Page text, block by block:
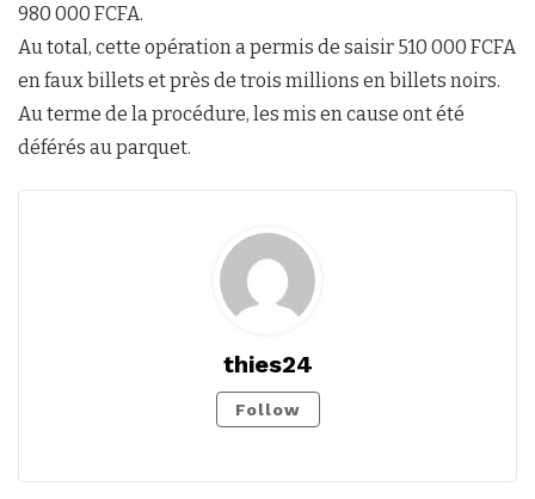
980 000 FCFA.
Au total, cette opération a permis de saisir 510 000 FCFA
en faux billets et près de trois millions en billets noirs.
Au terme de la procédure, les mis en cause ont été
déférés au parquet.
thies24
Follow